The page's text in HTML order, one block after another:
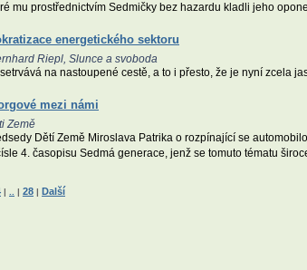
mu prostřednictvím Sedmičky bez hazardu kladli jeho
energetického sektoru
Riepl, Slunce a svoboda
na nastoupené cestě, a to i přesto, že je nyní zcela
mezi námi
Země
Dětí Země Miroslava Patrika o rozpínající se
4. časopisu Sedmá generace, jenž se tomuto tématu
| .. | 28 | Další